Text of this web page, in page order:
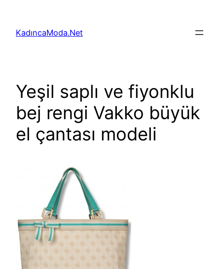
KadıncaModa.Net
Yeşil saplı ve fiyonklu
bej rengi Vakko büyük
el çantası modeli